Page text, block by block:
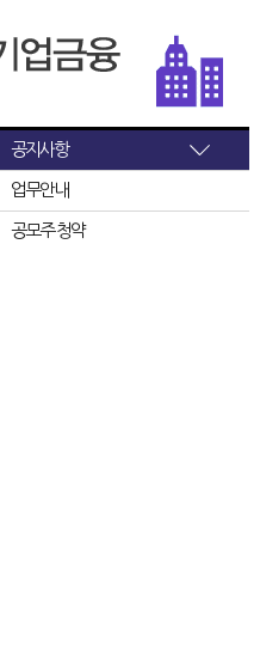
공지사항
업무안내
공모주 청약